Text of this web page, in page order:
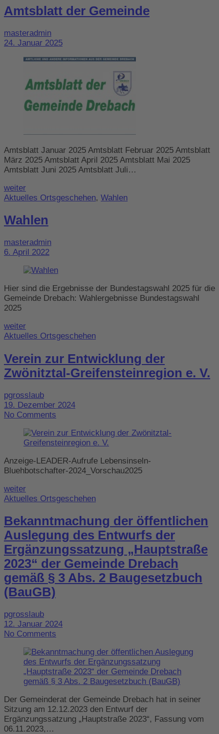
Amtsblatt der Gemeinde
masteradmin
24. Januar 2025
Amtsblatt Januar 2025 Amtsblatt Februar 2025 Amtsblatt
März 2025 Amtsblatt April 2025 Amtsblatt Mai 2025
Amtsblatt Juni 2025 Amtsblatt Juli…
weiter
Aktuelles Ortsgeschehen, Wahlen
Wahlen
masteradmin
6. April 2022
Hier sind die Ergebnisse der Bundestagswahl 2025 für die
Gemeinde Drebach: Wahlergebnisse Bundestagswahl
2025
weiter
Aktuelles Ortsgeschehen
Verein zur Entwicklung der
Zwönitztal-Greifensteinregion e. V.
pgrosslaub
19. Dezember 2024
No Comments
Anzeige-LEADER-Aufrufe Lebensinseln-
Bluehbotschafter-2024_Vorschau2025
weiter
Aktuelles Ortsgeschehen
Bekanntmachung der öffentlichen
Auslegung des Entwurfs der
Ergänzungssatzung „Hauptstraße
2023“ der Gemeinde Drebach
gemäß § 3 Abs. 2 Baugesetzbuch
(BauGB)
pgrosslaub
12. Januar 2024
No Comments
Der Gemeinderat der Gemeinde Drebach hat in seiner
Sitzung am 12.12.2023 den Entwurf der
Ergänzungssatzung „Hauptstraße 2023“, Fassung vom
06.11.2023,…